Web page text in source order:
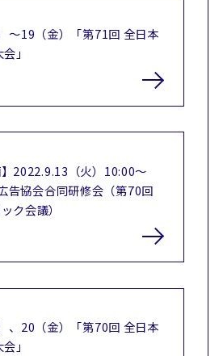
～19（金）「第71回 全日本
」
】2022.9.13（火）10:00～
協会合同研修会（第70回
ク会議）
、20（金）「第70回 全日本
」